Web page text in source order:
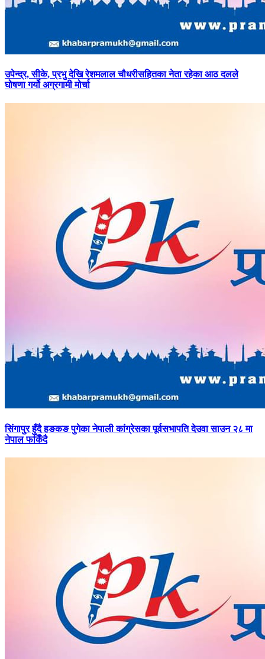
उपेन्द्र,सीके, प्रभु देखि रेशमलाल चौधरीसहितका नेता रहेका आठ दलले
घोषणा गर्यो अग्रगामी मोर्चा
सिंगापुरहुँदै हङकङ पुगेका नेपाली कांग्रेसका पूर्वसभापति देउवा साउन २८ मा
नेपाल फर्किँदै